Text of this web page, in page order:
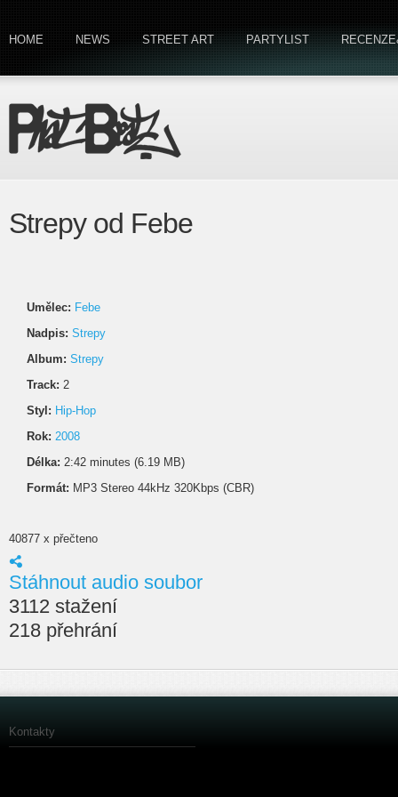
HOME NEWS STREET ART PARTYLIST
Strepy od Febe
Umělec: Febe
Nadpis: Strepy
Album: Strepy
Track: 2
Styl: Hip-Hop
Rok: 2008
Délka: 2:42 minutes (6.19 MB)
Formát: MP3 Stereo 44kHz 320Kbps (CBR)
40877 x přečteno
Stáhnout audio soubor
3112 stažení
218 přehrání
Kontakty